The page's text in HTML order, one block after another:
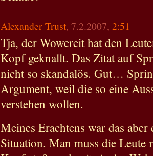
Alexander Trust, 7.2.2007, 2:51
Tja, der Wowereit hat den
Kopf geknallt. Das Zitat auf
nicht so skandalös. Gut…
Argument, weil die so eine
verstehen wollen.
Meines Erachtens war das
Situation. Man muss die Leute